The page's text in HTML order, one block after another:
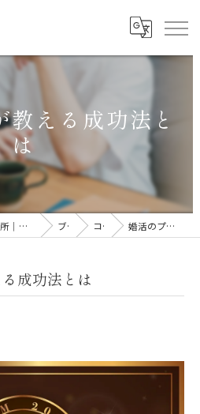
教える成功法と
は
東京都・大田区の結婚相談所｜再婚・20代30代の婚活なら「BUDDY BRIDAL 東京」 ブログ コラム 婚活のプロが教える成功法とは
成功法とは